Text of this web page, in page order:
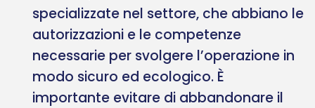
specializzate nel settore, che abbiano le
autorizzazioni e le competenze
necessarie per svolgere l’operazione in
modo sicuro ed ecologico. È
importante evitare di abbandonare il